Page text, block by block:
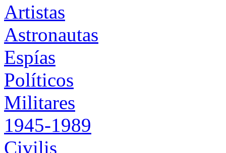
Artistas
Astronautas
Espías
Políticos
Militares
1945-1989
Civilis